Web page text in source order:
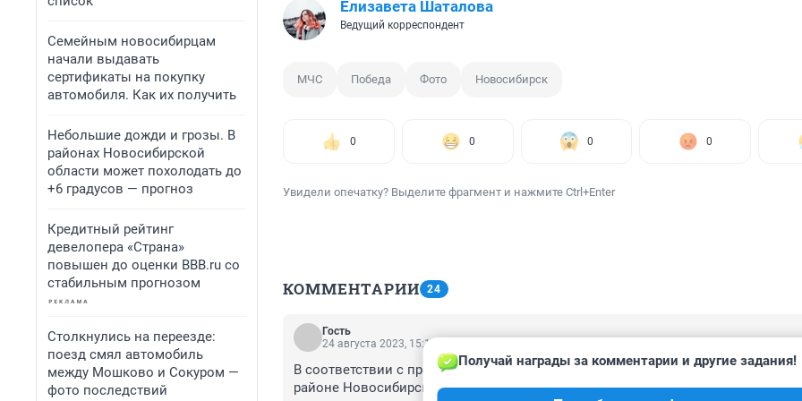
Семейным новосибирцам
начали выдавать
сертификаты на покупку
автомобиля. Как их получить
Небольшие дожди и грозы. В
районах Новосибирской
области может похолодать до
+6 градусов — прогноз
Кредитный рейтинг
девелопера «Страна»
повышен до оценки BBB.ru со
стабильным прогнозом
Столкнулись на переезде:
поезд смял автомобиль
между Мошково и Сокуром —
фото последствий
Елизавета Шаталова
Ведущий корреспондент
МЧС Победа Фото Новосибирск
0 0 0 0
Увидели опечатку? Выделите фрагмент и нажмите Ctrl+Enter
КОММЕНТАРИИ 24
Гость
24 августа 2023, 15:10
В соответствии с проектом комплексного развития территории (КРТ) в
районе Новосибирска в границах улиц Военной и Ипподромской, рядом с
Получай награды за комментарии и другие задания!